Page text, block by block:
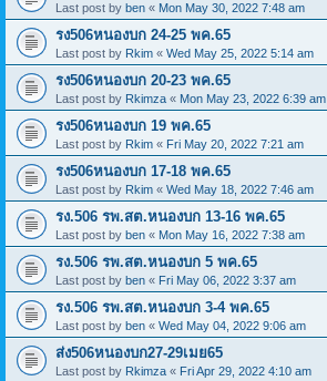
Last post by ben « Mon May 30, 2022 7:48 am
รง506หนองบก 24-25 พค.65
Last post by Rkim « Wed May 25, 2022 5:14 am
รง506หนองบก 20-23 พค.65
Last post by Rkimza « Mon May 23, 2022 6:39 am
รง506หนองบก 19 พค.65
Last post by Rkim « Fri May 20, 2022 7:21 am
รง506หนองบก 17-18 พค.65
Last post by Rkim « Wed May 18, 2022 7:46 am
รง.506 รพ.สต.หนองบก 13-16 พค.65
Last post by ben « Mon May 16, 2022 7:38 am
รง.506 รพ.สต.หนองบก 5 พค.65
Last post by ben « Fri May 06, 2022 3:37 am
รง.506 รพ.สต.หนองบก 3-4 พค.65
Last post by ben « Wed May 04, 2022 9:06 am
ส่ง506หนองบก27-29เมย65
Last post by Rkimza « Fri Apr 29, 2022 4:10 am